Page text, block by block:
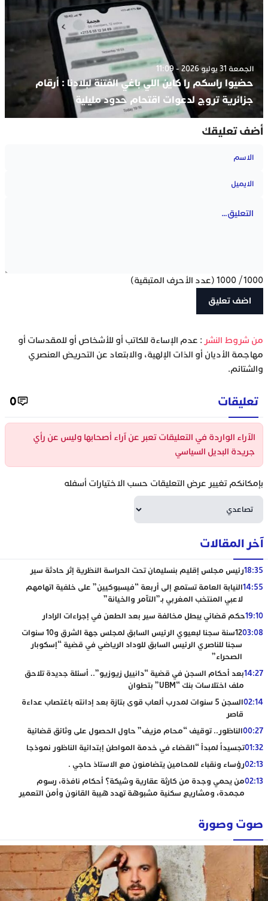
الجمعة 31 يوليو 2026 - 11:09
حضيوا راسكم را كاين اللي باغي الفتنة لبلادنا : أرقام
جزائرية تروج لدعوات اقتحام حدود مليلية
أضف تعليقك
1000
/
1000 (عدد الأحرف المتبقية)
‫من شروط النشر : عدم الإساءة للكاتب أو للأشخاص أو للمقدسات أو
مهاجمة الأديان أو الذات الإلهية، والابتعاد عن التحريض العنصري
والشتائم.
تعليقات 0
الآراء الواردة في التعليقات تعبر عن آراء أصحابها وليس عن رأي
جريدة البديل السياسي
بإمكانكم تغيير عرض التعليقات حسب الاختيارات أسفله
آخر المقالات
18:35رئيس مجلس إقليم بنسليمان تحت الحراسة النظرية إثر حادثة سير
14:55النيابة العامة تستمع إلى أربعة “فيسبوكيين” على خلفية اتهامهم
لاعبي المنتخب المغربي بـ”التآمر والخيانة”
19:10حكم قضائي يبطل مخالفة سير بعد الطعن في إجراءات الرادار
03:08
12سنة سجنا لبعيوي الرئيس السابق لمجلس جهة الشرق و10 سنوات
سجنا للناصري الرئيس السابق للوداد الرياضي في قضية “إسكوبار
الصحراء”
14:27بعد أحكام السجن في قضية “دانييل زيوزيو”.. أسئلة جديدة تلاحق
ملف اختلاسات بنك “UBM” بتطوان
02:14
السجن 5 سنوات لمدرب ألعاب قوى بتازة بعد إدانته باغتصاب عداءة
قاصر
00:27الناظور.. توقيف “محام مزيف” حاول الحصول على وثائق قضائية
01:32تجسيداً لمبدأ “القضاء في خدمة المواطن إبتدائية الناظور نموذجا
02:13رؤساء ونقباء للمحامين يتضامنون مع الاستاذ حاجي .
02:13من يحمي وجدة من كارثة عقارية وشيكة؟ أحكام نافذة، رسوم
مجمدة، ومشاريع سكنية مشبوهة تهدد هيبة القانون وأمن التعمير
صوت وصورة